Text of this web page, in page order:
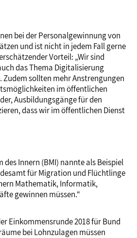
bei der Personalgewinnung von
und ist nicht in jedem Fall gerne
Vorteil: „Wir sind
das Thema Digitalisierung
sollten mehr Anstrengungen
im öffentlichen
Ausbildungsgänge für den
dass wir im öffentlichen Dienst
Innern (BMI) nannte als Beispiel
für Migration und Flüchtlinge
Mathematik, Informatik,
gewinnen müssen.“
Einkommensrunde 2018 für Bund
bei Lohnzulagen müssen